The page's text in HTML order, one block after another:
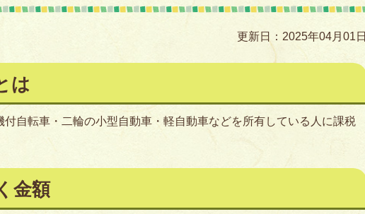
更新日：2025年04月01日
は
付自転車・二輪の小型自動車・軽自動車などを所有している人に課税
金額